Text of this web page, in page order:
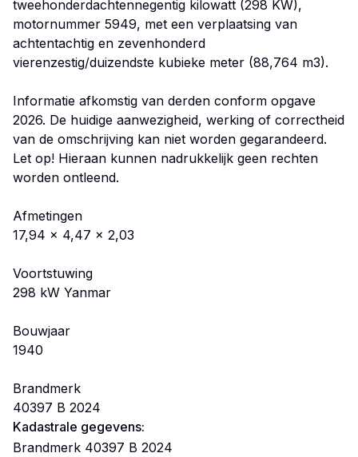
tweehonderdachtennegentig kilowatt (298 KW),
motornummer 5949, met een verplaatsing van
achtentachtig en zevenhonderd
vierenzestig/duizendste kubieke meter (88,764 m3).
Informatie afkomstig van derden conform opgave
2026. De huidige aanwezigheid, werking of correctheid
van de omschrijving kan niet worden gegarandeerd.
Let op! Hieraan kunnen nadrukkelijk geen rechten
worden ontleend.
Afmetingen
17,94 x 4,47 x 2,03
Voortstuwing
298 kW Yanmar
Bouwjaar
1940
Brandmerk
40397 B 2024
Kadastrale gegevens:
Brandmerk 40397 B 2024